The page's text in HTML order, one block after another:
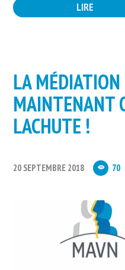
LIRE
LA MÉDIATION
MAINTENANT
LACHUTE !
20 SEPTEMBRE 2018 70